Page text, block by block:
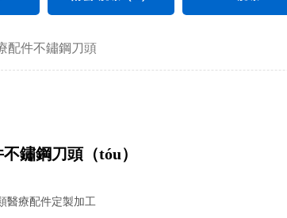
工
）
加長精密螺絲 電子螺絲
配件不鏽鋼刀頭
鏽鋼刀頭（tóu）
醫療配件定製加工